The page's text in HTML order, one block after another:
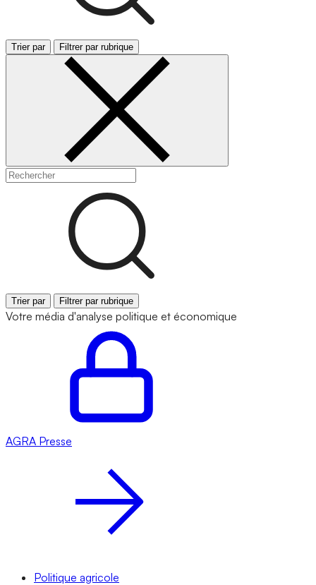
Trier par Filtrer par rubrique
Trier par Filtrer par rubrique
Votre média d'analyse politique et économique
AGRA Presse
Politique agricole